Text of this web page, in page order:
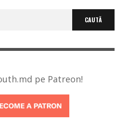
pe Patreon!